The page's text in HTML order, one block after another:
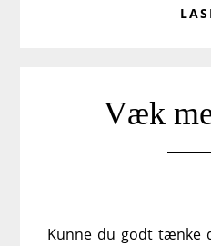
Væk
Kunne du godt tænke